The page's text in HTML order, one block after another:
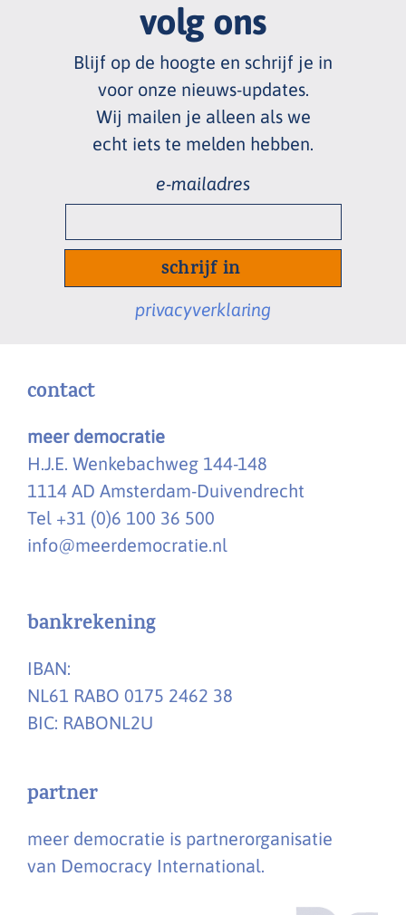
volg ons
Blijf op de hoogte en schrijf je in
voor onze nieuws-updates.
Wij mailen je alleen als we
echt iets te melden hebben.
mailadres
privacyverklaring
contact
meer democratie
H.J.E. Wenkebachweg 144-148
1114 AD Amsterdam-Duivendrecht
Tel +31 (0)6 100 36 500
info@meerdemocratie.nl
bankrekening
IBAN:
NL61 RABO 0175 2462 38
BIC: RABONL2U
partner
meer democratie is partnerorganisatie
van Democracy International.